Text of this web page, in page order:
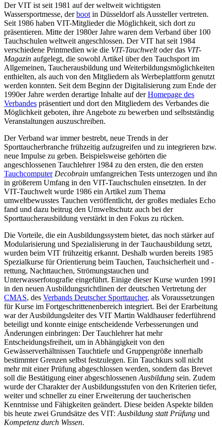
Der VIT ist seit 1981 auf der weltweit wichtigsten
Wassersportmesse, derboot in Düsseldorf als Aussteller vertreten.
Seit 1986 haben VIT-Mitglieder die Möglichkeit, sich dort zu
präsentieren. Mitte der 1980er Jahre waren dem Verband über 100
Tauchschulen weltweit angeschlossen. Der VIT hat seit 1984
verschiedene Printmedien wie die VIT-Tauchweltoder das VIT-
Magazin aufgelegt, die sowohl Artikel über den Tauchsport im
Allgemeinen, Taucherausbildung und Weiterbildungsmöglichkeiten
enthielten, als auch von den Mitgliedern als Werbeplattform genutzt
werden konnten. Seit dem Beginn der Digitalisierung zum Ende der
1990er Jahre werden derartige Inhalte auf derHomepage des
Verbandes präsentiert und dort den Mitgliedern des Verbandes die
Möglichkeit geboten, ihre Angebote zu bewerben und selbstständig
Veranstaltungen auszuschreiben.
Der Verband war immer bestrebt, neue Trends in der
Sporttaucherbranche frühzeitig aufzugreifen und zu integrieren bzw.
neue Impulse zu geben. Beispielsweise gehörten die
angeschlossenen Tauchlehrer 1984 zu den ersten, die den ersten
Tauchcomputer Decobrain umfangreichen Tests unterzogen und ihn
in größerem Umfang in den VIT-Tauchschulen einsetzten. In der
VIT-Tauchwelt wurde 1986 ein Artikel zum Thema
umweltbewusstes Tauchen veröffentlicht, der großes mediales Echo
fand und dazu beitrug den Umweltschutz auch bei der
Sporttaucherausbildung verstärkt in den Fokus zu rücken.
Die Vorteile, die ein Ausbildungssystem bietet, das noch stärker auf
Modularisierung und Spezialisierung in der Tauchausbildung setzt,
wurden beim VIT frühzeitig erkannt. Deshalb wurden bereits 1985
Spezialkurse für Orientierung beim Tauchen, Tauchsicherheit und -
rettung, Nachttauchen, Strömungstauchen und
Unterwasserfotografie eingeführt. Einige dieser Kurse wurden 1991
in den neuen Ausbildungsrichtlinen der deutschen Vertretung der
CMAS, des Verbands Deutscher Sporttaucher, als Voraussetzungen
für Kurse im Fortgeschrittenenbereich integriert. Bei der Erarbeitung
war der Ausbildungsleiter des VIT Martin Waldhauser federführend
beteiligt und konnte einige entscheidende Verbesserungen und
Änderungen einbringen: Der Tauchlehrer hat mehr
Entscheidungsfreiheit, um in Abhängigkeit von den
Gewässerverhältnissen Tauchtiefe und Gruppengröße innerhalb
bestimmter Grenzen selbst festzulegen. Ein Tauchkurs soll nicht
mehr mit einer Prüfung abgeschlossen werden, sondern das Brevet
soll die Bestätigung einer abgeschlossenen Ausbildung sein. Zudem
wurde der Charakter der Ausbildungsstufen von den Kriterien tiefer,
weiter und schneller zu einer Erweiterung der taucherischen
Kenntnisse und Fähigkeiten geändert. Diese beiden Aspekte bilden
bis heute zwei Grundsätze des VIT: Ausbildung statt Prüfung und
Kompetenz durch Wissen.